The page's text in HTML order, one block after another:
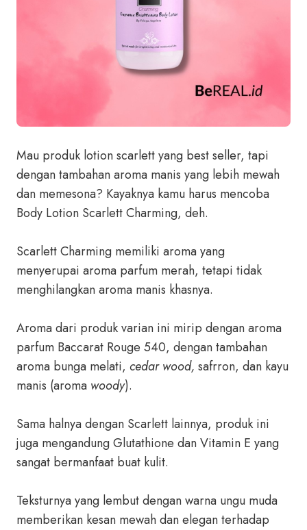
Mau produk lotion scarlett yang best seller, tapi
dengan tambahan aroma manis yang lebih mewah
dan memesona? Kayaknya kamu harus mencoba
Body Lotion Scarlett Charming, deh.
Scarlett Charming memiliki aroma yang
menyerupai aroma parfum merah, tetapi tidak
menghilangkan aroma manis khasnya.
Aroma dari produk varian ini mirip dengan aroma
parfum Baccarat Rouge 540, dengan tambahan
aroma bunga melati, cedar wood, safrron, dan kayu
manis (aroma woody).
Sama halnya dengan Scarlett lainnya, produk ini
juga mengandung Glutathione dan Vitamin E yang
sangat bermanfaat buat kulit.
Teksturnya yang lembut dengan warna ungu muda
memberikan kesan mewah dan elegan terhadap